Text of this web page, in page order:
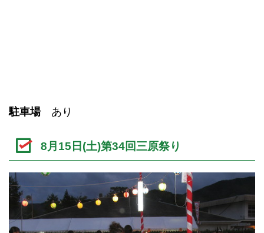
駐車場あり
8月15日(土)第34回三原祭り